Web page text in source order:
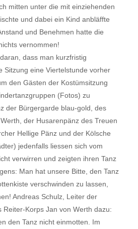
mitten unter die mit einziehenden
und dabei ein Kind anbläffte
und Benehmen hatte die
vernommen!
dass man kurzfristig
Sitzung eine Viertelstunde vorher
den Gästen der Kostümsitzung
(Fotos) zu
der Bürgergarde blau-gold, des
der Husarenpänz des Treuen
Hellige Pänz und der Kölsche
jedenfalls liessen sich vom
verwirren und zeigten ihren Tanz
Man hat unsere Bitte, den Tanz
verschwinden zu lassen,
Andreas Schulz, Leiter der
Reiter-Korps Jan von Werth dazu:
den Tanz nicht einmotten. Im